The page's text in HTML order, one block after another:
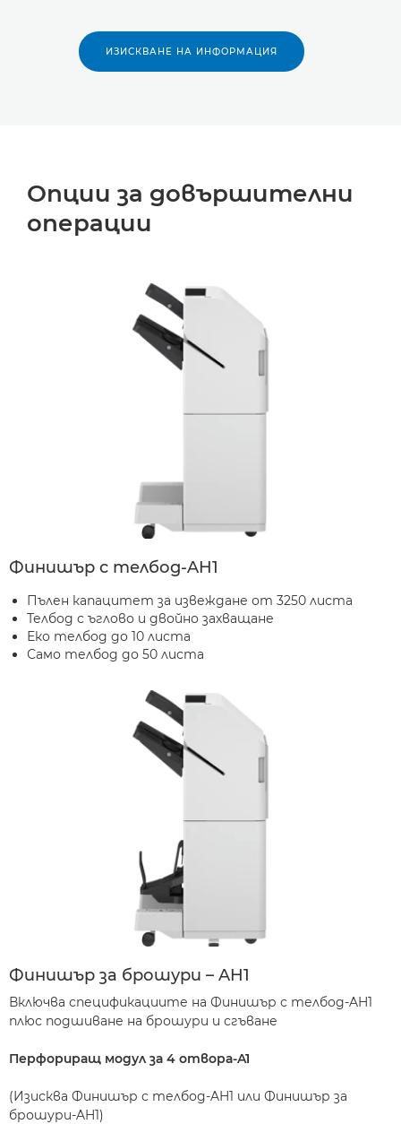
ИЗИСКВАНЕ НА ИНФОРМАЦИЯ
Опции за довършителни
операции
Финишър с телбод-AH1
Пълен капацитет за извеждане от 3250 листа
Телбод с ъглово и двойно захващане
Еко телбод до 10 листа
Само телбод до 50 листа
Финишър за брошури – AH1
Включва спецификациите на Финишър с телбод-AH1
плюс подшиване на брошури и сгъване
Перфориращ модул за 4 отвора-A1
(Изисква Финишър с телбод-AH1 или Финишър за
брошури-AH1)